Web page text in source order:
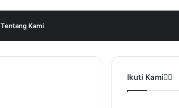
Tentang Kami
Ikuti Kami❤️‍🔥